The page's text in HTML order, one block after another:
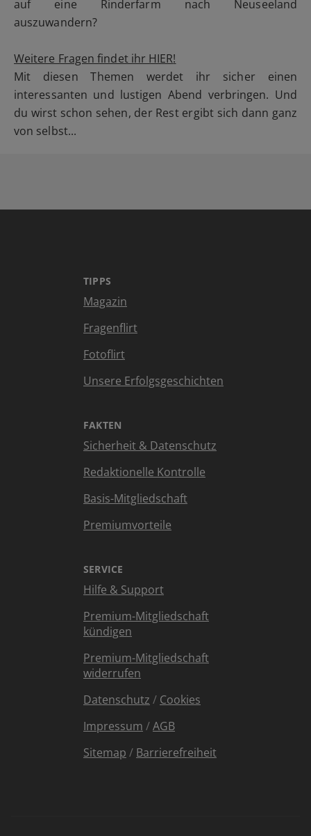
auf eine Rinderfarm nach Neuseeland
auszuwandern?
Weitere Fragen findet ihr HIER!
Mit diesen Themen werdet ihr sicher einen
interessanten und lustigen Abend verbringen. Und
du wirst schon sehen, der Rest ergibt sich dann ganz
von selbst...
TIPPS
Magazin
Fragenflirt
Fotoflirt
Unsere Erfolgsgeschichten
FAKTEN
Sicherheit & Datenschutz
Redaktionelle Kontrolle
Basis-Mitgliedschaft
Premiumvorteile
SERVICE
Hilfe & Support
Premium-Mitgliedschaft
kündigen
Premium-Mitgliedschaft
widerrufen
Datenschutz / Cookies
Impressum /AGB
Sitemap / Barrierefreiheit